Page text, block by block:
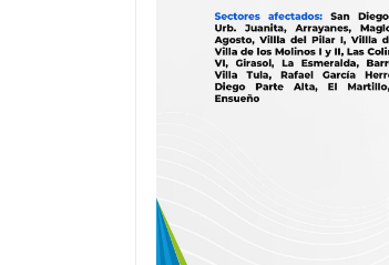
y visitantes por la
llevaban décadas sin
gracias al Gobierno de